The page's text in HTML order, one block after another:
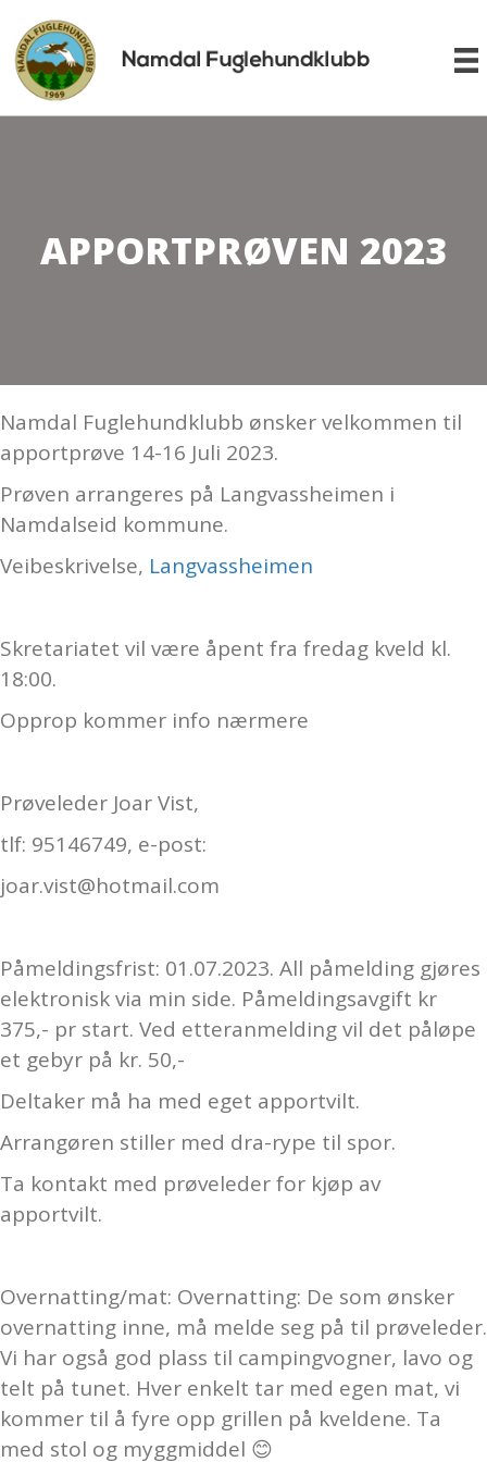
APPORTPRØVEN 2023
Namdal Fuglehundklubb ønsker velkommen til
apportprøve 14-16 Juli 2023.
Prøven arrangeres på Langvassheimen i
Namdalseid kommune.
Veibeskrivelse, Langvassheimen
Skretariatet vil være åpent fra fredag kveld kl.
18:00.
Opprop kommer info nærmere
Prøveleder Joar Vist,
tlf: 95146749, e-post:
joar.vist@hotmail.com
Påmeldingsfrist: 01.07.2023. All påmelding gjøres
elektronisk via min side. Påmeldingsavgift kr
375,- pr start. Ved etteranmelding vil det påløpe
et gebyr på kr. 50,-
Deltaker må ha med eget apportvilt.
Arrangøren stiller med dra-rype til spor.
Ta kontakt med prøveleder for kjøp av
apportvilt.
Overnatting/mat: Overnatting: De som ønsker
overnatting inne, må melde seg på til prøveleder.
Vi har også god plass til campingvogner, lavo og
telt på tunet. Hver enkelt tar med egen mat, vi
kommer til å fyre opp grillen på kveldene. Ta
med stol og myggmiddel 😊